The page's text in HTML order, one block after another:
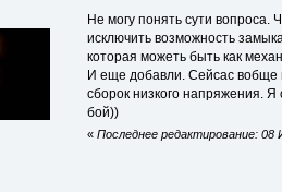
Не могу понять сути вопроса.
исключить возможность
которая можеть быть как
И еще добавли. Сейсас вобще
сборок низкого напряжения. Я
бой))
« Последнее редактирование: 08